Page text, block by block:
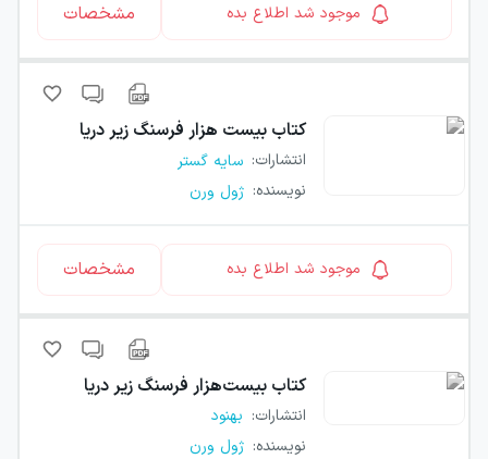
موجود شد اطلاع بده مشخصات
کتاب بیست هزار فرسنگ زیر دریا
انتشارات: سایه گستر
نویسنده: ژول ورن
موجود شد اطلاع بده مشخصات
کتاب بیست‌هزار فرسنگ زیر دریا
انتشارات: بهنود
نویسنده: ژول ورن